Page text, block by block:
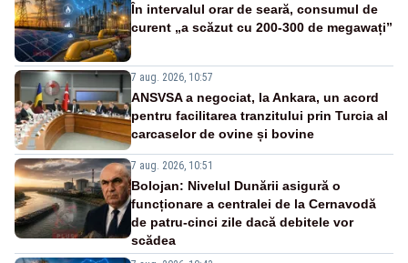
În intervalul orar de seară, consumul de
curent „a scăzut cu 200-300 de megawați”
7 aug. 2026, 10:57
ANSVSA a negociat, la Ankara, un acord
pentru facilitarea tranzitului prin Turcia al
carcaselor de ovine și bovine
7 aug. 2026, 10:51
Bolojan: Nivelul Dunării asigură o
funcționare a centralei de la Cernavodă
de patru-cinci zile dacă debitele vor
scădea